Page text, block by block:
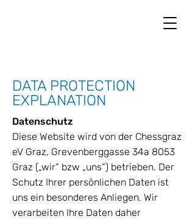
DATA PROTECTION
EXPLANATION
Datenschutz
Diese Website wird von der Chessgraz
eV Graz, Grevenberggasse 34a 8053
Graz („wir“ bzw „uns“) betrieben. Der
Schutz Ihrer persönlichen Daten ist
uns ein besonderes Anliegen. Wir
verarbeiten Ihre Daten daher